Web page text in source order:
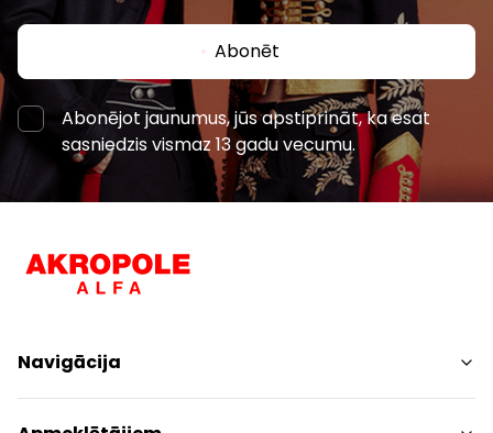
Abonēt
Abonējot jaunumus, jūs apstiprināt, ka esat
sasniedzis vismaz 13 gadu vecumu.
Navigācija
Iepirkšanās